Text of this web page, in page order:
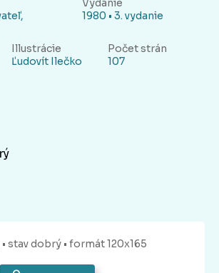
Vydanie
1980 • 3. vydanie
Illustrácie
Ľudovít Ilečko
Počet strán
107
• stav dobrý • formát 120x165